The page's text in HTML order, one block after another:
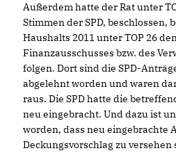
Außerdem hatte der Rat unter
Stimmen der SPD, beschlossen,
Haushalts 2011 unter TOP 26
Finanzausschusses bzw. des
folgen. Dort sind die SPD-
abgelehnt worden und waren
raus. Die SPD hatte die
neu eingebracht. Und dazu ist
worden, dass neu eingebrachte
Deckungsvorschlag zu versehen